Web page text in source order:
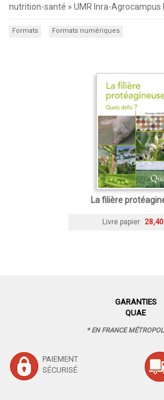
nutrition-santé » UMR Inra-Agrocampus
Formats Formats numériques
La filière
Livre papier
GARANTIES
QUAE
* EN FRANCE
PAIEMENT
SÉCURISÉ